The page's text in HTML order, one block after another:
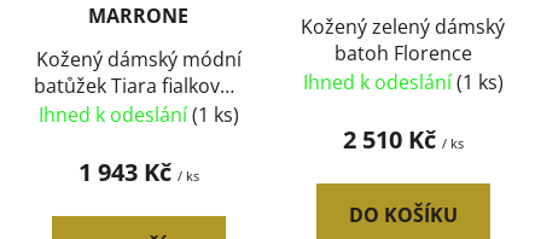
MARRONE
Kožený dámský módní
batůžek Tiara fialková /
hnědá
Ihned k odeslání(1 ks)
1 943 Kč / ks
Kožený zelený dámský
batoh Florence
Ihned k odeslání(1 ks)
2 510 Kč / ks
DO KOŠÍKU